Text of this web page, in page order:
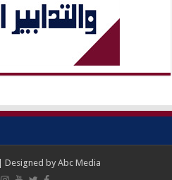
| Designed by Abc Media